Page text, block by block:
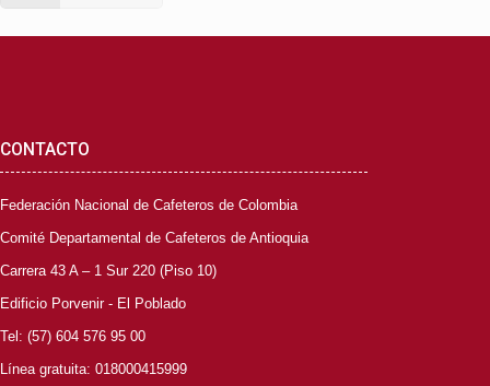
CONTACTO
Federación Nacional de Cafeteros de Colombia
Comité Departamental de Cafeteros de Antioquia
Carrera 43 A – 1 Sur 220 (Piso 10)
Edificio Porvenir - El Poblado
Tel: (57) 604 576 95 00
Línea gratuita: 018000415999